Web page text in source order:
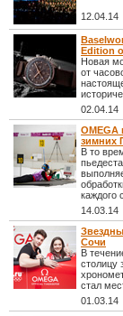
Edition
Новая
от
02.04.14
OMEGA
зимних
В то
каждого
Сочи
В
столицу
стал
01.03.14